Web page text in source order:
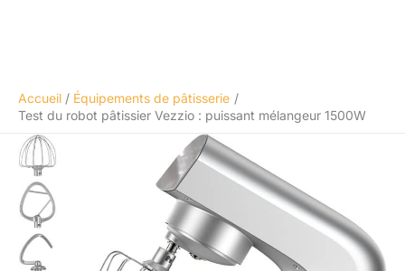
Accueil
Équipements de pâtisserie
Test du robot pâtissier Vezzio : puissant mélangeur 1500W